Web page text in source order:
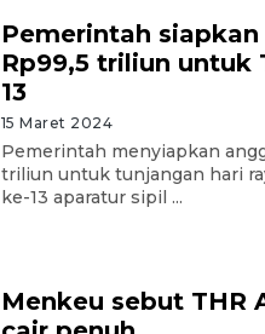
Pemerintah siapkan
Rp99,5 triliun untuk
13
15 Maret 2024
Pemerintah menyiapkan
triliun untuk tunjangan hari
ke-13 aparatur sipil ...
Menkeu sebut THR
Gabung
timnas